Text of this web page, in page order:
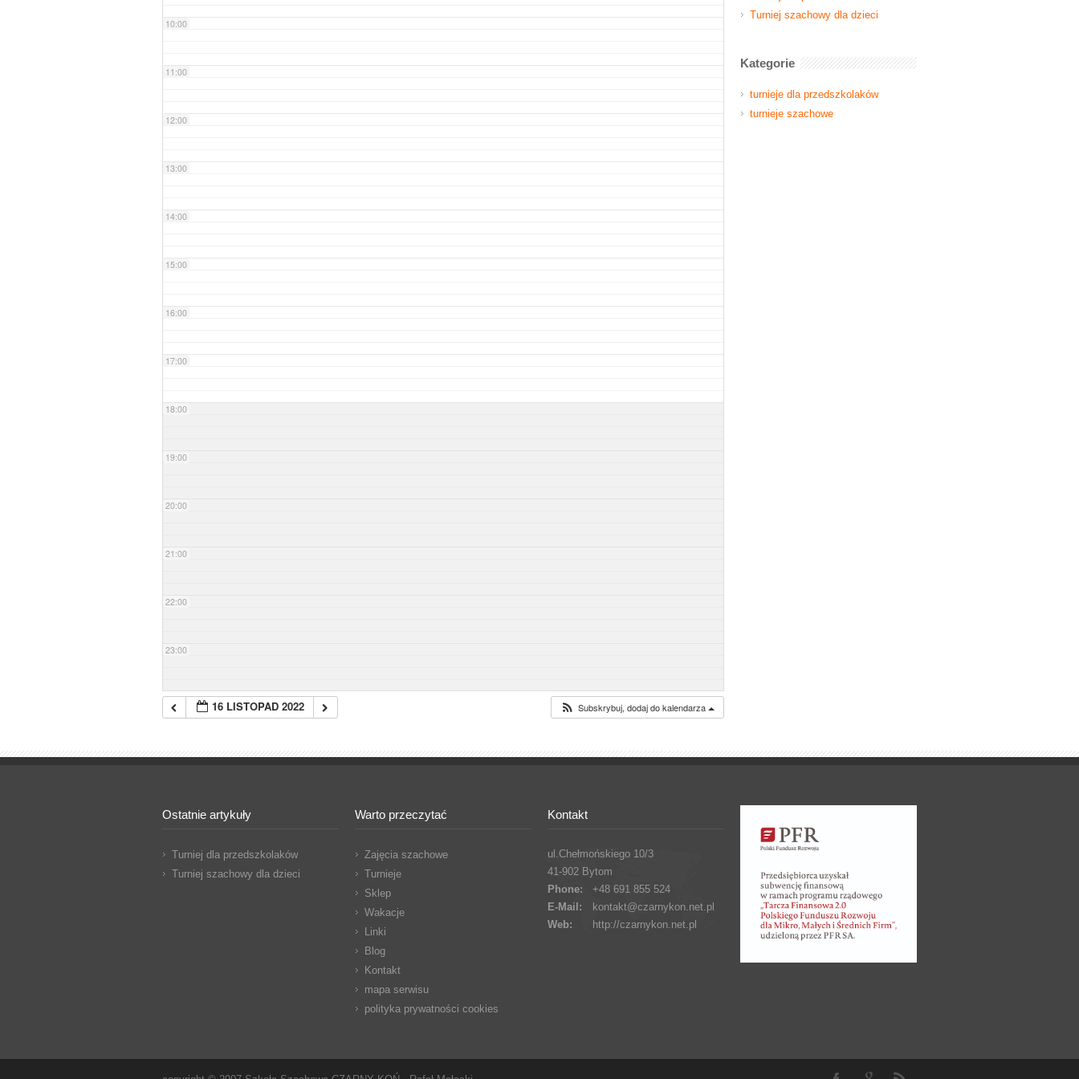
10:00
11:00
12:00
13:00
14:00
15:00
16:00
17:00
18:00
19:00
20:00
21:00
22:00
23:00
16 LISTOPAD 2022 Subskrybuj, dodaj do kalendarza
Turniej szachowy dla dzieci
Kategorie
turnieje dla przedszkolaków
turnieje szachowe
Ostatnie artykuły
Turniej dla przedszkolaków
Turniej szachowy dla dzieci
Warto przeczytać
Zajęcia szachowe
Turnieje
Sklep
Wakacje
Linki
Blog
Kontakt
mapa serwisu
polityka prywatności cookies
Kontakt
ul.Chełmońskiego 10/3
41-902 Bytom
Phone:
+48 691 855 524
E-Mail:
kontakt@czarnykon.net.pl
Web:
http://czarnykon.net.pl